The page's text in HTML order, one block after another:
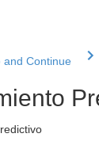
and Continue